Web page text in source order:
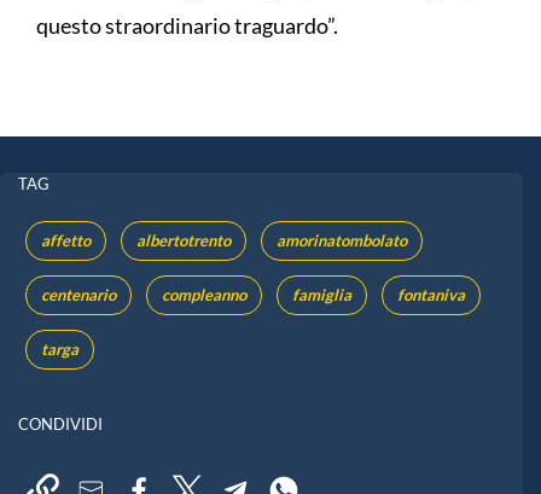
questo straordinario traguardo”.
TAG
affetto albertotrento amorinatombolato
centenario compleanno famiglia fontaniva
targa
CONDIVIDI